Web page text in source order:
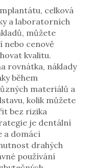
, celková
a laboratorních
můžete
cenově
kvalitu.
rovnátka, náklady
během
materiálů a
kolik můžete
bez rizika
je dentální
a domácí
drahých
používání